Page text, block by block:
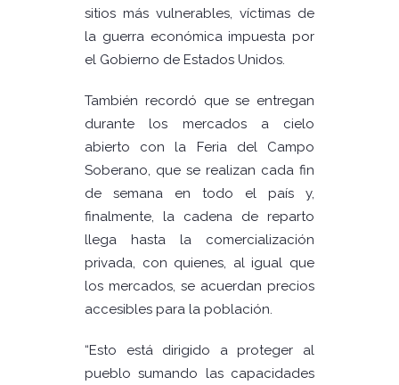
sitios más vulnerables, víctimas de
la guerra económica impuesta por
el Gobierno de Estados Unidos.
También recordó que se entregan
durante los mercados a cielo
abierto con la Feria del Campo
Soberano, que se realizan cada fin
de semana en todo el país y,
finalmente, la cadena de reparto
llega hasta la comercialización
privada, con quienes, al igual que
los mercados, se acuerdan precios
accesibles para la población.
“Esto está dirigido a proteger al
pueblo sumando las capacidades